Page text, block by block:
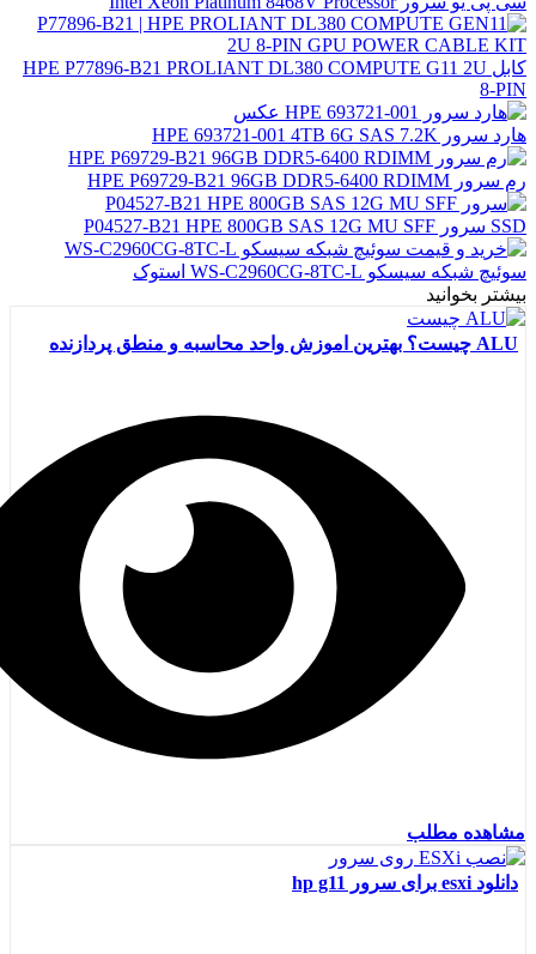
کابل HPE P77896-B21 PROLIANT DL380 COMPUTE G11 2U
8-PIN
هارد سرور HPE 693721-001 4TB 6G SAS 7.2K
رم سرور HPE P69729-B21 96GB DDR5-6400 RDIMM
SSD سرور P04527-B21 HPE 800GB SAS 12G MU SFF
سوئیچ شبکه سیسکو WS-C2960CG-8TC-L استوک
بیشتر بخوانید
ALU چیست؟ بهترین اموزش واحد محاسبه و منطق پردازنده
مشاهده مطلب
دانلود esxi برای سرور hp g11